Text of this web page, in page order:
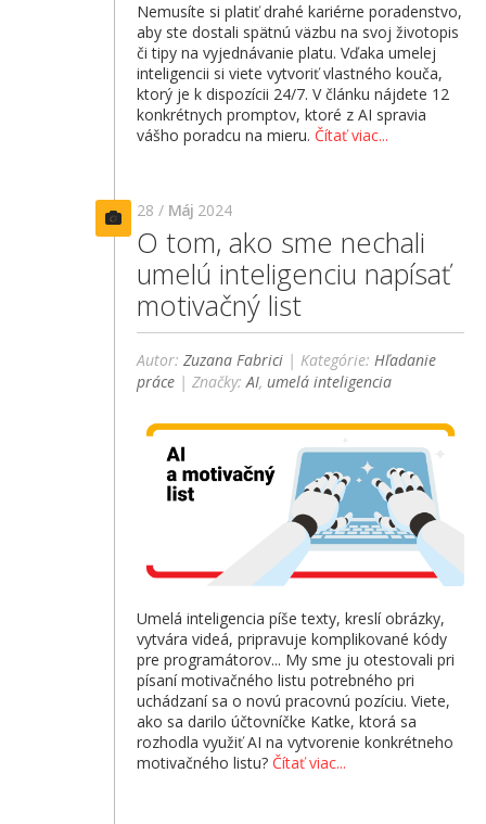
Nemusíte si platiť drahé kariérne poradenstvo,
aby ste dostali spätnú väzbu na svoj životopis
či tipy na vyjednávanie platu. Vďaka umelej
inteligencii si viete vytvoriť vlastného kouča,
ktorý je k dispozícii 24/7. V článku nájdete 12
konkrétnych promptov, ktoré z AI spravia
vášho poradcu na mieru. Čítať viac...
28 / Máj 2024
O tom, ako sme nechali
umelú inteligenciu napísať
motivačný list
Autor:Zuzana Fabrici | Kategórie:Hľadanie
práce | Značky:AI,umelá inteligencia
Umelá inteligencia píše texty, kreslí obrázky,
vytvára videá, pripravuje komplikované kódy
pre programátorov... My sme ju otestovali pri
písaní motivačného listu potrebného pri
uchádzaní sa o novú pracovnú pozíciu. Viete,
ako sa darilo účtovníčke Katke, ktorá sa
rozhodla využiť AI na vytvorenie konkrétneho
motivačného listu? Čítať viac...